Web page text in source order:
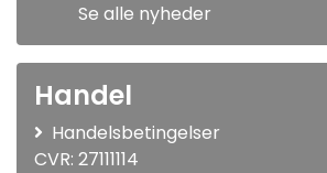
Se alle nyheder
Handel
Handelsbetingelser
CVR: 27111114